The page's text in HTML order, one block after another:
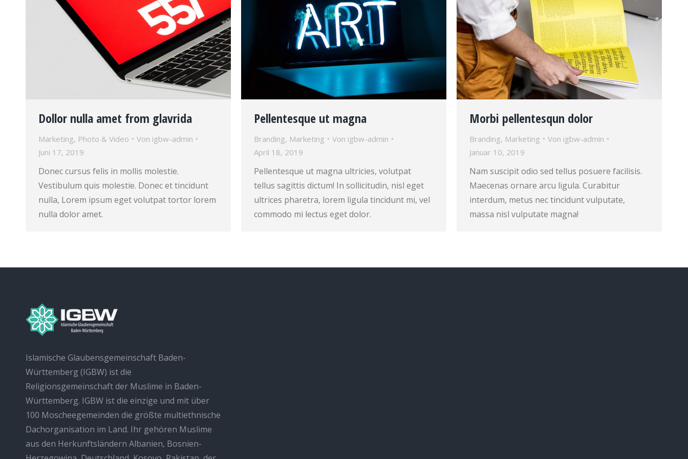
Dollor nulla amet from glavrida
Marketing, Photo & Video Von igbw-admin
Juni 17, 2019
Donec cursus felis in mollis molestie.
Vestibulum quis molestie. Donec et tincidunt
nulla, Lorem ipsum eget volutpat tortor lorem
nulla dolor amet.
Pellentesque ut magna
Branding, Marketing Von igbw-admin
April 18, 2019
Pellentesque ut magna ultricies, volutpat
tellus sagittis dictum! In sollicitudin, nisl eget
ultrices pharetra, lorem ligula tincidunt mi, vel
commodo mi lectus eget dolor.
Morbi pellentesqun dolor
Branding, Marketing Von igbw-admin
Januar 10, 2019
Nam suscipit odio sed tellus posuere facilisis.
Maecenas ornare arcu ligula. Curabitur
interdum, metus nec tincidunt vulputate,
massa nisl vulputate magna!
Islamische Glaubensgemeinschaft Baden-
Württemberg (IGBW) ist die
Religionsgemeinschaft der Muslime in Baden-
Württemberg. IGBW ist die einzige und mit über
100 Moscheegemeinden die größte multiethnische
Dachorganisation im Land. Ihr gehören Muslime
aus den Herkunftsländern Albanien, Bosnien-